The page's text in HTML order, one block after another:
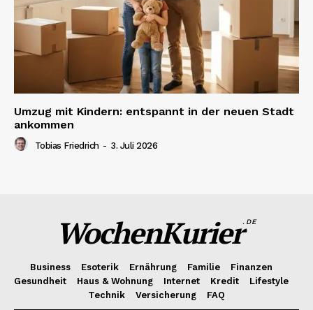
Umzug mit Kindern: entspannt in der neuen Stadt
ankommen
Tobias Friedrich - 3. Juli 2026
WochenKurier.DE
Business Esoterik Ernährung Familie
Finanzen
Gesundheit
Haus & Wohnung Internet Kredit
Lifestyle
Technik
Versicherung FAQ